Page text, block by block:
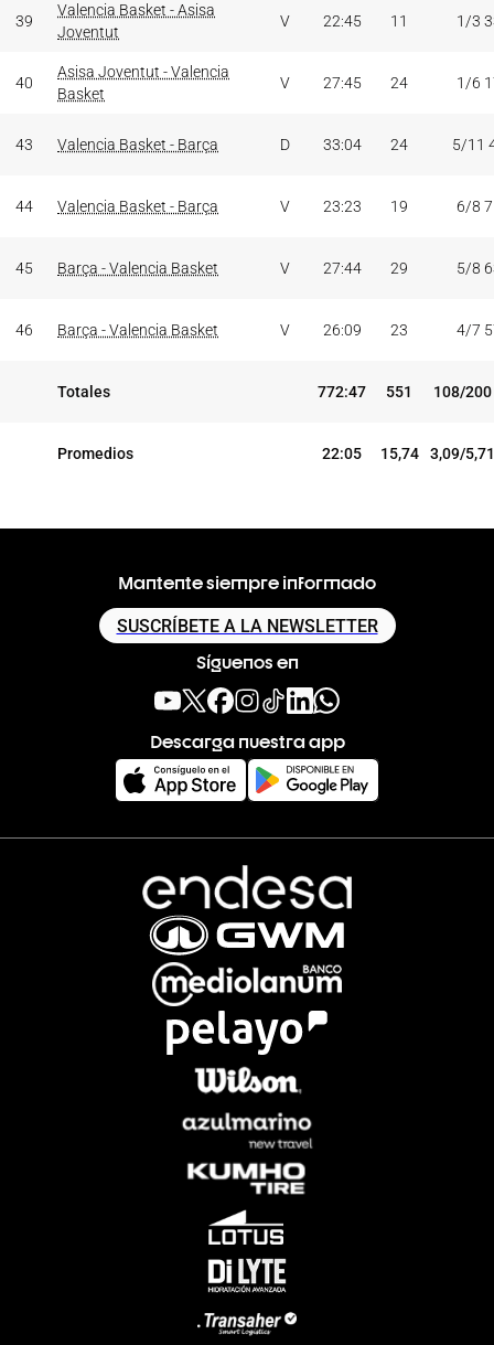
39
Valencia Basket - Asisa
Joventut
V 22:45 11 1/3
40
Asisa Joventut - Valencia
Basket
V 27:45 24 1/6
43 Valencia Basket - Barça D 33:04 24 5/11
44 Valencia Basket - Barça V 23:23 19 6/8
45 Barça - Valencia Basket V 27:44 29 5/8
46 Barça - Valencia Basket V 26:09 23 4/7
Totales 772:47 551 108/200
Promedios 22:05 15,74 3,09/
Mantente siempre informado
SUSCRÍBETE A LA NEWSLETTER
Síguenos en
Descarga nuestra app